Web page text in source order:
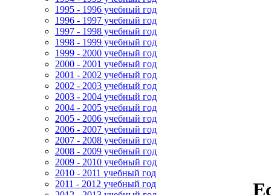
1995 - 1996 учебный год
1996 - 1997 учебный год
1997 - 1998 учебный год
1998 - 1999 учебный год
1999 - 2000 учебный год
2000 - 2001 учебный год
2001 - 2002 учебный год
2002 - 2003 учебный год
2003 - 2004 учебный год
2004 - 2005 учебный год
2005 - 2006 учебный год
2006 - 2007 учебный год
2007 - 2008 учебный год
2008 - 2009 учебный год
2009 - 2010 учебный год
2010 - 2011 учебный год
2011 - 2012 учебный год